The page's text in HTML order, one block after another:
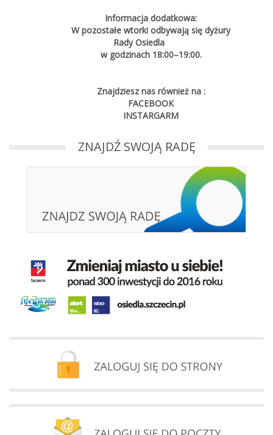
Informacja dodatkowa:
W pozostałe wtorki odbywają się dyżury
Rady Osiedla
w godzinach 18:00–19:00.
Znajdziesz nas również na :
FACEBOOK
INSTARGARM
ZNAJDŹ SWOJĄ RADĘ